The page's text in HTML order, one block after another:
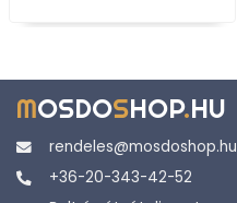
MOSDOSHOP.HU
rendeles@mosdoshop.hu
+36-20-343-42-52